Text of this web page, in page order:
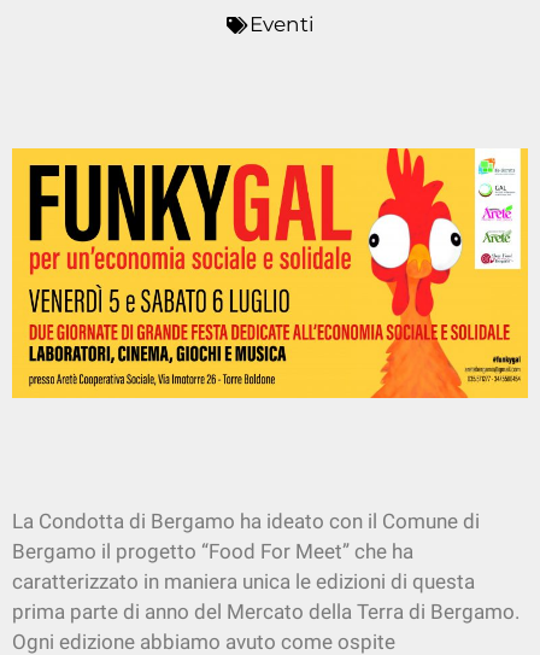
Eventi
La Condotta di Bergamo ha ideato con il Comune di
Bergamo il progetto “Food For Meet” che ha
caratterizzato in maniera unica le edizioni di questa
prima parte di anno del Mercato della Terra di Bergamo.
Ogni edizione abbiamo avuto come ospite